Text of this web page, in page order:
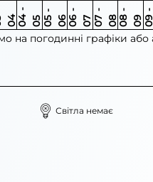
3
4 0 4
-
0 5 0 5
-
0 6 0 6
-
0 7 0 7
-
0 8 0 8
-
0 9 0
9
-
1
на погодинні графіки
Світла немає